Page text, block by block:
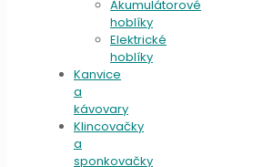
Akumulátorové
hoblíky
Elektrické
hoblíky
Kanvice
a
kávovary
Klincovačky
a
sponkovačky